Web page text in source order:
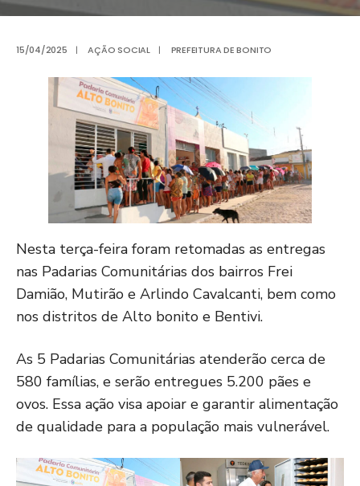
15/04/2025 | AÇÃO SOCIAL | PREFEITURA DE BONITO
Nesta terça-feira foram retomadas as entregas
nas Padarias Comunitárias dos bairros Frei
Damião, Mutirão e Arlindo Cavalcanti, bem como
nos distritos de Alto bonito e Bentivi.
As 5 Padarias Comunitárias atenderão cerca de
580 famílias, e serão entregues 5.200 pães e
ovos. Essa ação visa apoiar e garantir alimentação
de qualidade para a população mais vulnerável.